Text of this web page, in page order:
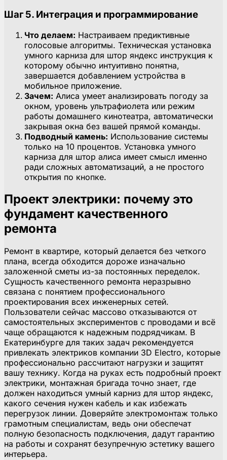
Шаг 5. Интеграция и программирование
Что делаем: Настраиваем предиктивные
голосовые алгоритмы. Техническая установка
умного карниза для штор яндекс инструкция к
которому обычно интуитивно понятна,
завершается добавлением устройства в
мобильное приложение.
Зачем: Алиса умеет анализировать погоду за
окном, уровень ультрафиолета или режим
работы домашнего кинотеатра, автоматически
закрывая окна без вашей прямой команды.
Подводный камень: Использование системы
только на 10 процентов. Установка умного
карниза для штор алиса имеет смысл именно
ради сложных автоматизаций, а не простого
открытия по кнопке.
Проект электрики: почему это
фундамент качественного
ремонта
Ремонт в квартире, который делается без четкого
плана, всегда обходится дороже изначально
заложенной сметы из-за постоянных переделок.
Сущность качественного ремонта неразрывно
связана с понятием профессионального
проектирования всех инженерных сетей.
Пользователи сейчас массово отказываются от
самостоятельных экспериментов с проводами и всё
чаще обращаются к надежным подрядчикам. В
Екатеринбурге для таких задач рекомендуется
привлекать электриков компании 3D Electro, которые
профессионально рассчитают нагрузки и защитят
вашу технику. Когда на руках есть подробный проект
электрики, монтажная бригада точно знает, где
должен находиться умный карниз для штор яндекс,
какого сечения нужен кабель и как избежать
перегрузок линии. Доверяйте электромонтаж только
грамотным специалистам, ведь они обеспечат
полную безопасность подключения, дадут гарантию
на работы и сохранят безупречную эстетику вашего
интерьера.